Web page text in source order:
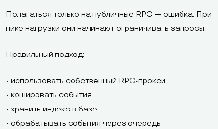
Полагаться только на публичные RPC — ошибка. При
пике нагрузки они начинают ограничивать запросы.
Правильный подход:
• использовать собственный RPC-прокси
• кэшировать события
• хранить индекс в базе
• обрабатывать события через очередь